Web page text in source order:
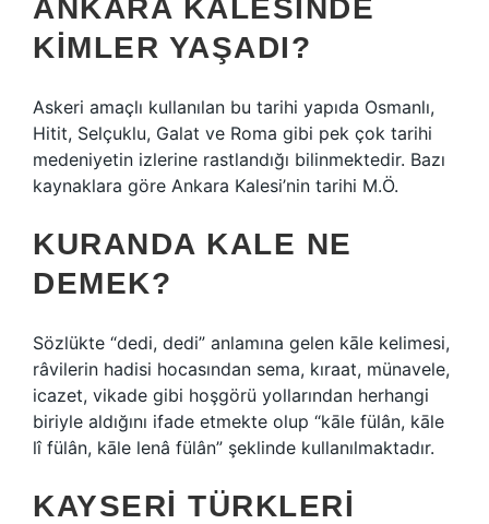
ANKARA KALESINDE
KIMLER YAŞADI?
Askeri amaçlı kullanılan bu tarihi yapıda Osmanlı,
Hitit, Selçuklu, Galat ve Roma gibi pek çok tarihi
medeniyetin izlerine rastlandığı bilinmektedir. Bazı
kaynaklara göre Ankara Kalesi’nin tarihi M.Ö.
KURANDA KALE NE
DEMEK?
Sözlükte “dedi, dedi” anlamına gelen kāle kelimesi,
râvilerin hadisi hocasından sema, kıraat, münavele,
icazet, vikade gibi hoşgörü yollarından herhangi
biriyle aldığını ifade etmekte olup “kāle fülân, kāle
lî fülân, kāle lenâ fülân” şeklinde kullanılmaktadır.
KAYSERI TÜRKLERI